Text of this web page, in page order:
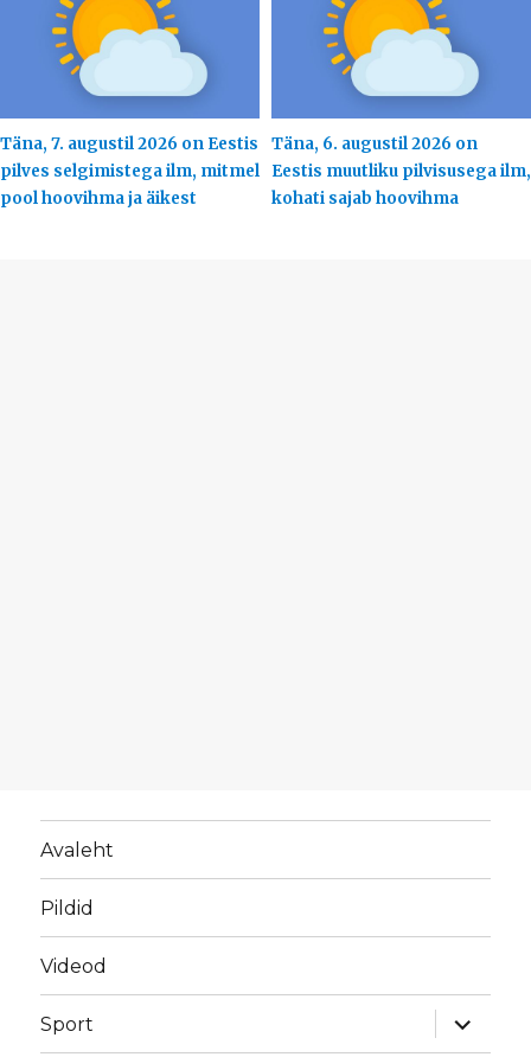
Täna, 7. augustil 2026 on Eestis
pilves selgimistega ilm, mitmel
pool hoovihma ja äikest
Täna, 6. augustil 2026 on
Eestis muutliku pilvisusega ilm,
kohati sajab hoovihma
Avaleht
Pildid
Videod
Sport
laienda